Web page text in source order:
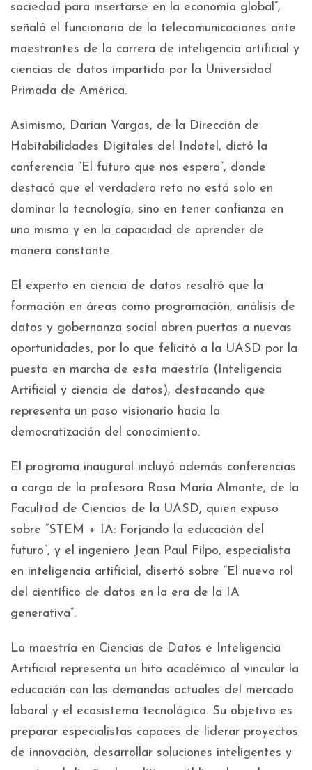
sociedad para insertarse en la economía global”,
señaló el funcionario de la telecomunicaciones ante
maestrantes de la carrera de inteligencia artificial y
ciencias de datos impartida por la Universidad
Primada de América.
Asimismo, Darian Vargas, de la Dirección de
Habitabilidades Digitales del Indotel, dictó la
conferencia “El futuro que nos espera”, donde
destacó que el verdadero reto no está solo en
dominar la tecnología, sino en tener confianza en
uno mismo y en la capacidad de aprender de
manera constante.
El experto en ciencia de datos resaltó que la
formación en áreas como programación, análisis de
datos y gobernanza social abren puertas a nuevas
oportunidades, por lo que felicitó a la UASD por la
puesta en marcha de esta maestría (Inteligencia
Artificial y ciencia de datos), destacando que
representa un paso visionario hacia la
democratización del conocimiento.
El programa inaugural incluyó además conferencias
a cargo de la profesora Rosa María Almonte, de la
Facultad de Ciencias de la UASD, quien expuso
sobre “STEM + IA: Forjando la educación del
futuro”, y el ingeniero Jean Paul Filpo, especialista
en inteligencia artificial, disertó sobre “El nuevo rol
del científico de datos en la era de la IA
generativa”.
La maestría en Ciencias de Datos e Inteligencia
Artificial representa un hito académico al vincular la
educación con las demandas actuales del mercado
laboral y el ecosistema tecnológico. Su objetivo es
preparar especialistas capaces de liderar proyectos
de innovación, desarrollar soluciones inteligentes y